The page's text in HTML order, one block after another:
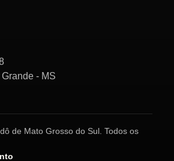
- MS
de Mato Grosso do Sul. Todos os